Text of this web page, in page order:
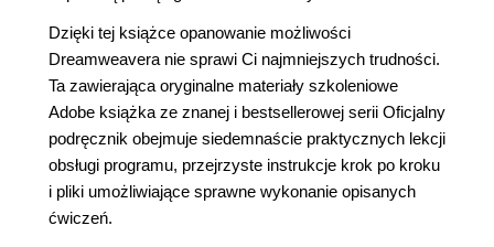
Dzięki tej książce opanowanie możliwości
Dreamweavera nie sprawi Ci najmniejszych trudności.
Ta zawierająca oryginalne materiały szkoleniowe
Adobe książka ze znanej i bestsellerowej serii Oficjalny
podręcznik obejmuje siedemnaście praktycznych lekcji
obsługi programu, przejrzyste instrukcje krok po kroku
i pliki umożliwiające sprawne wykonanie opisanych
ćwiczeń.